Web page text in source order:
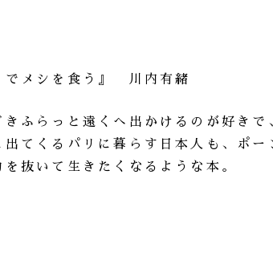
でメシを食う』 川内有緒
きふらっと遠くへ出かけるのが好き
出てくるパリに暮らす日本人も、ポ
を抜いて生きたくなるような本。